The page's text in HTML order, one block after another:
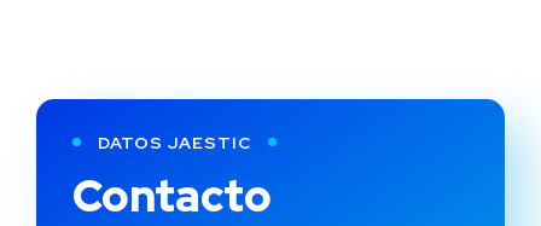
DATOS JAESTIC
Contacto